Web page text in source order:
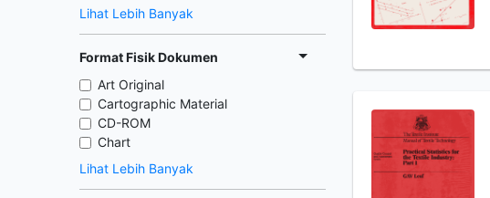
Lihat Lebih Banyak
Format Fisik Dokumen
Art Original
Cartographic Material
CD-ROM
Chart
Lihat Lebih Banyak